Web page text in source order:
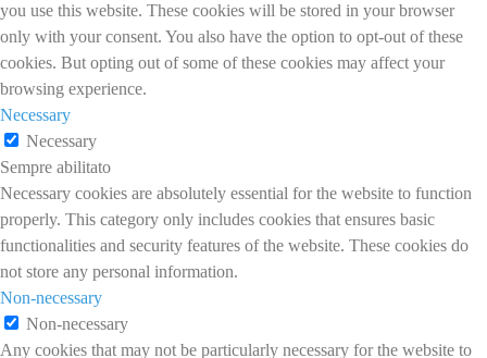
you use this website. These cookies will be stored in your browser
only with your consent. You also have the option to opt-out of these
cookies. But opting out of some of these cookies may affect your
browsing experience.
Necessary
Necessary
Sempre abilitato
Necessary cookies are absolutely essential for the website to function
properly. This category only includes cookies that ensures basic
functionalities and security features of the website. These cookies do
not store any personal information.
Non-necessary
Non-necessary
Any cookies that may not be particularly necessary for the website to